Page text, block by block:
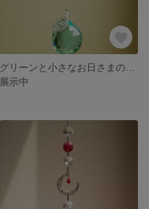
展示中